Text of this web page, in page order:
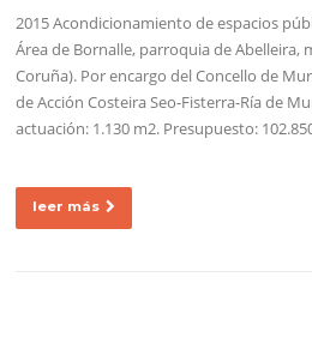
2015 Acondicionamiento de espacios
Área de Bornalle, parroquia de Abelleira,
Coruña). Por encargo del Concello de
de Acción Costeira Seo-Fisterra-Ría de
actuación: 1.130 m2. Presupuesto:
leer más